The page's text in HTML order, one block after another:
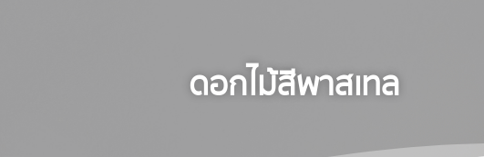
ดอกไม้สีพาสเทล